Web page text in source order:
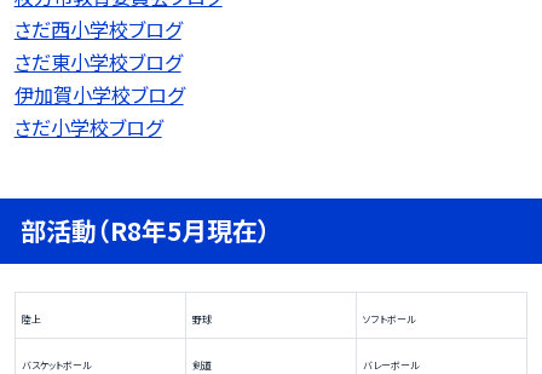
さだ西小学校ブログ
さだ東小学校ブログ
伊加賀小学校ブログ
さだ小学校ブログ
部活動（R8年5月現在）
陸上 野球 ソフトボール
バスケットボール 剣道 バレーボール